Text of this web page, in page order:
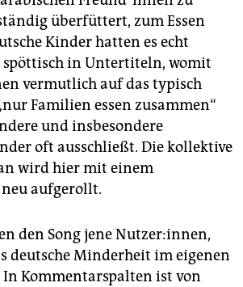
überfüttert, zum Essen
Kinder hatten es echt
spöttisch in Untertiteln, womit
vermutlich auf das typisch
Familien essen zusammen“
und insbesondere
oft ausschließt. Die kollektive
wird hier mit einem
aufgerollt.
den Song jene Nutzer:innen,
deutsche Minderheit im eigenen
Kommentarspalten ist von